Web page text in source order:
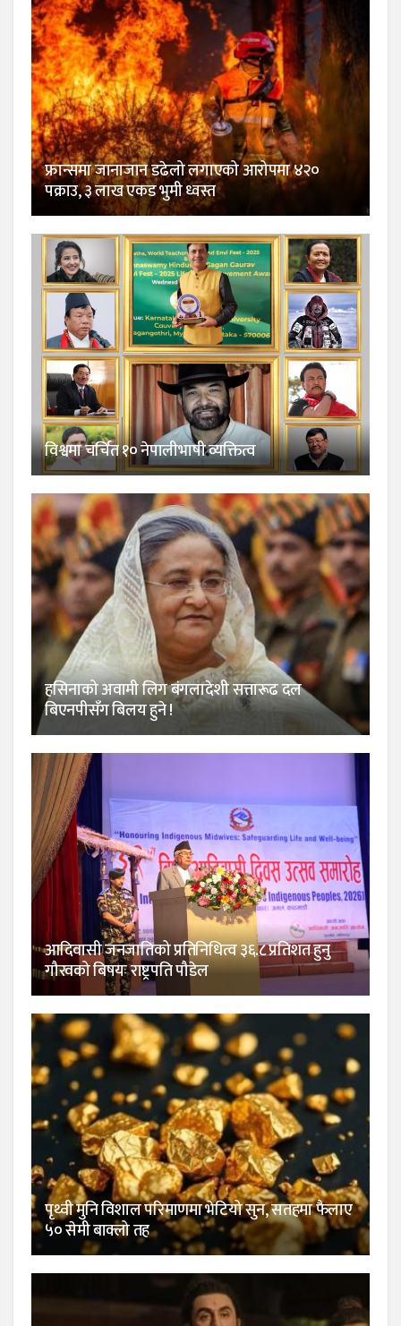
फ्रान्समा जानाजान डढेलो लगाएको आरोपमा ४२०
पक्राउ, ३ लाख एकड भुमी ध्वस्त
विश्वमा चर्चित १० नेपालीभाषी व्यक्तित्व
हसिनाको अवामी लिग बंगलादेशी सत्तारूढ दल
बिएनपीसँग बिलय हुने !
आदिवासी जनजातिको प्रतिनिधित्व ३६.८ प्रतिशत हुनु
गौरवको बिषयः राष्ट्रपति पौडेल
पृथ्वी मुनि विशाल परिमाणमा भेटियो सुन, सतहमा फैलाए
५० सेमी बाक्लो तह